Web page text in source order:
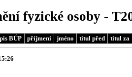
fyzické osoby -
BÚP příjmení jméno titul před titul za